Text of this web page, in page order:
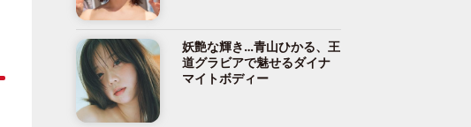
妖艶な輝き…青山ひかる、王
道グラビアで魅せるダイナ
マイトボディー